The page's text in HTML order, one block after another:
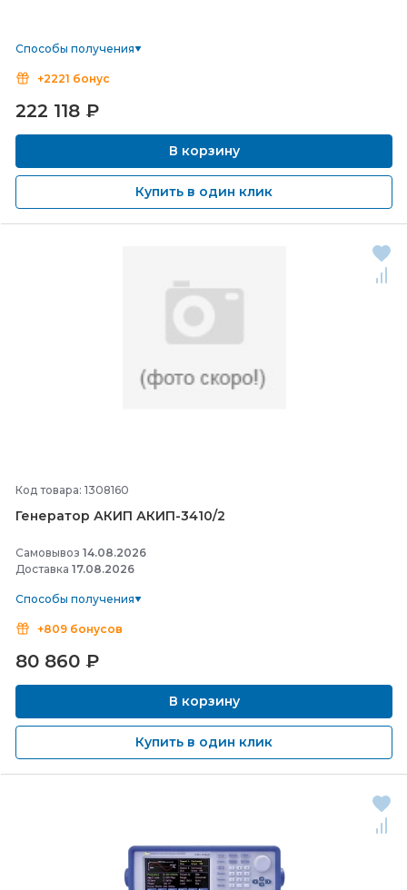
Способы получения
+2221 бонус
222 118 ₽
В корзину
Купить в один клик
Код товара: 1308160
Генератор АКИП АКИП-3410/2
Самовывоз 14.08.2026
Доставка 17.08.2026
Способы получения
+809 бонусов
80 860 ₽
В корзину
Купить в один клик